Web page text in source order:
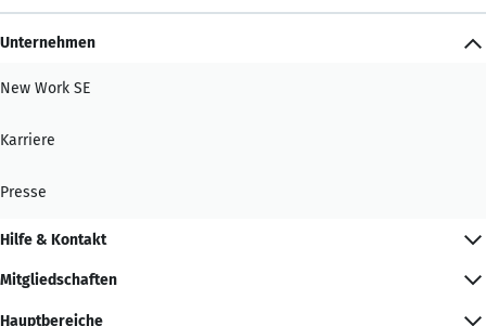
Unternehmen
New Work SE
Karriere
Presse
Hilfe & Kontakt
Mitgliedschaften
Hauptbereiche